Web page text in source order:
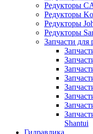
Редукторы
Редукторы
Редукторы
Редукторы
Запчасти для
Shantui
Гидравлика